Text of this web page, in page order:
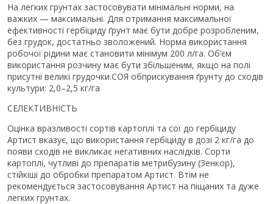
На легких грунтах застосовувати мінімальні норми, на
важких — максимальні. Для отримання максимальної
ефективності гербіциду ґрунт має бути добре розробленим,
без грудок, достатньо зволожений. Норма використання
робочої рідини має становити мінімум 200 л/га. Об’єм
використання розчину має бути збільшеним, якщо на полі
присутні великі грудочки.СОЯ обприскування ґрунту до сходів
культури: 2,0–2,5 кг/га
СЕЛЕКТИВНІСТЬ
Оцінка вразливості сортів картоплі та сої до гербіциду
Артист вказує, що використання гербіциду в дозі 2 кг/га до
появи сходів не викликає негативних наслідків. Сорти
картоплі, чутливі до препаратів метрибузину (Зенкор),
стійкіші до обробки препаратом Артист. Втім не
рекомендується застосовування Артист на піщаних та дуже
легких грунтах.